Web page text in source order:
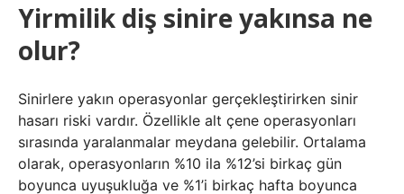
Yirmilik diş sinire yakınsa ne
olur?
Sinirlere yakın operasyonlar gerçekleştirirken sinir
hasarı riski vardır. Özellikle alt çene operasyonları
sırasında yaralanmalar meydana gelebilir. Ortalama
olarak, operasyonların %10 ila %12’si birkaç gün
boyunca uyuşukluğa ve %1’i birkaç hafta boyunca